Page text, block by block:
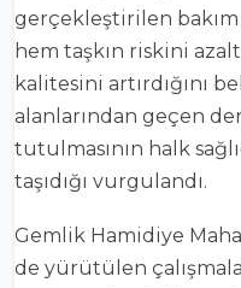
gerçekleştirilen bakım
hem taşkın riskini
kalitesini artırdığını
alanlarından geçen
tutulmasının halk
taşıdığı vurgulandı.
Gemlik Hamidiye
de yürütülen